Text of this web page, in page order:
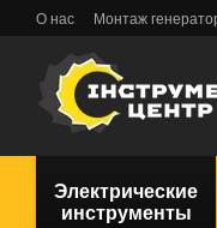
Перейти к основному
О нас Монтаж
Электрические
инструменты